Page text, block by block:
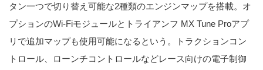
タン一つで切り替え可能な2種類のエンジンマップを搭載。オ
プションのWi-Fiモジュールとトライアンフ MX Tune Proアプ
リで追加マップも使用可能になるという。トラクションコン
トロール、ローンチコントロールなどレース向けの電子制御